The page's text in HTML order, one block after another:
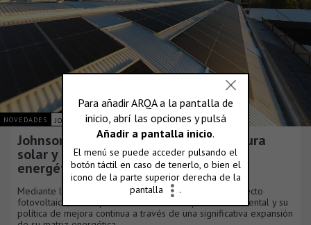
NOVEDADES JOHNSON ACERO S.A.
Johnson Acero duplica su infraestructura
solar y consolida su plan de eficiencia
energética
Mediante la culminación de una nueva fase de su proyecto
fotovoltaico, la compañía reafirma su compromiso ambiental y su
política de mejora continua a través de una significativa expansión